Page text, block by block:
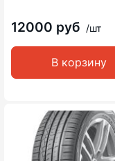
12000 руб /шт
В корзину